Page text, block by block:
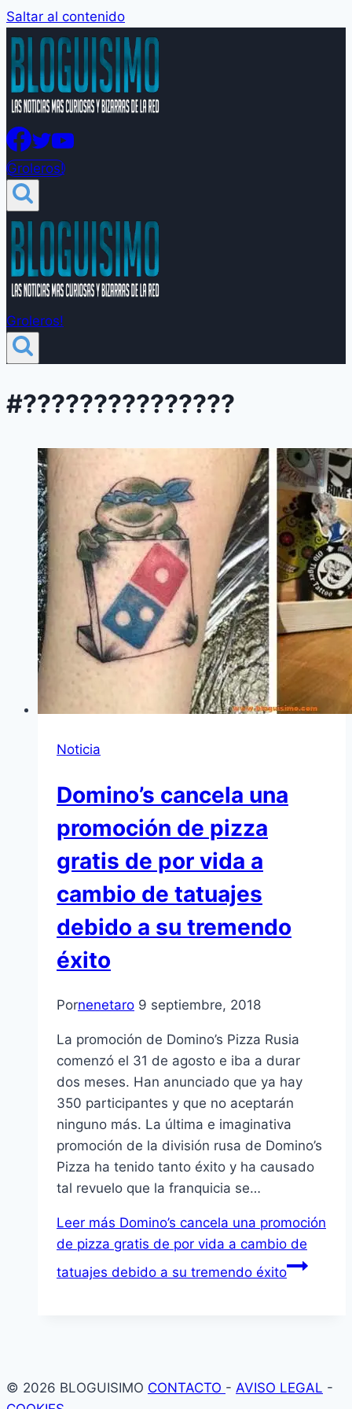
Saltar al contenido
Groleros!
Groleros!
#???????????????
Noticia
Domino’s cancela una
promoción de pizza
gratis de por vida a
cambio de tatuajes
debido a su tremendo
éxito
Pornenetaro 9 septiembre, 2018
La promoción de Domino’s Pizza Rusia
comenzó el 31 de agosto e iba a durar
dos meses. Han anunciado que ya hay
350 participantes y que no aceptarán
ninguno más. La última e imaginativa
promoción de la división rusa de Domino’s
Pizza ha tenido tanto éxito y ha causado
tal revuelo que la franquicia se…
Leer más Domino’s cancela una promoción
de pizza gratis de por vida a cambio de
tatuajes debido a su tremendo éxito
© 2026 BLOGUISIMO CONTACTO - AVISO LEGAL -